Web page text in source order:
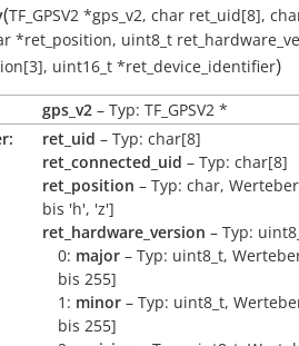
(TF_GPSV2 *gps_v2, char ret_uid[8],
*ret_position, uint8_t
[3], uint16_t *ret_device_identifier)
gps_v2 – Typ: TF_GPSV2 *
ret_uid – Typ: char[8]
ret_connected_uid – Typ: char[8]
ret_position – Typ: char,
bis 'h', 'z']
ret_hardware_version – Typ:
0: major – Typ: uint8_t,
bis 255]
1: minor – Typ: uint8_t,
bis 255]